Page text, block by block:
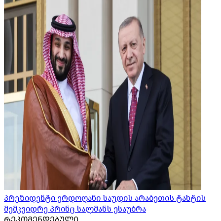
პრეზიდენტი ერდოღანი საუდის არაბეთის ტახტის
მემკვიდრე პრინც სალმანს ესაუბრა